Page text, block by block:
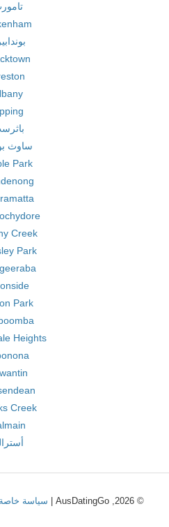
ساوث
Park
Creek
Park
Park
Heights
Creek
© 2026, AusDatingGo | سياسة خاصة